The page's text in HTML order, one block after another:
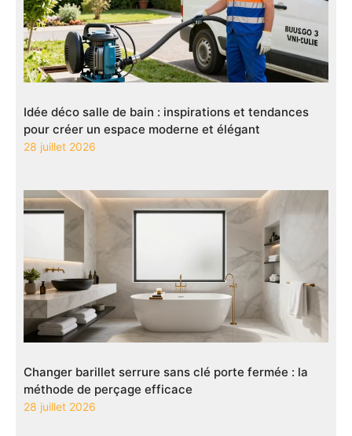
Idée déco salle de bain : inspirations et tendances
pour créer un espace moderne et élégant
28 juillet 2026
Changer barillet serrure sans clé porte fermée : la
méthode de perçage efficace
28 juillet 2026